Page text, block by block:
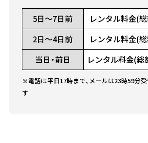
5日～7日前
レンタル料金(
2日～4日前
レンタル料金(
当日・前日
レンタル料金(
※電話は平日17時まで、メールは23時59分
す